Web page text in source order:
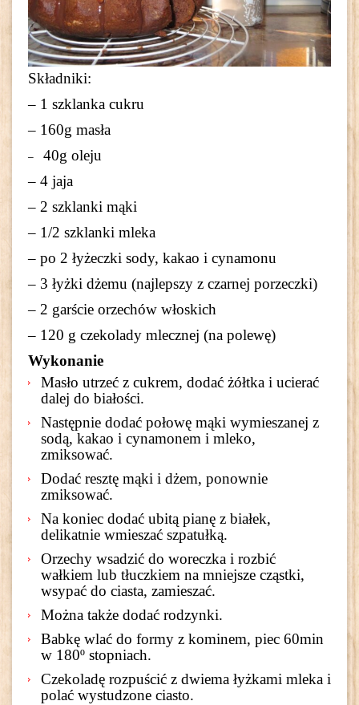
Składniki:
– 1 szklanka cukru
– 160g masła
– 40g oleju
– 4 jaja
– 2 szklanki mąki
– 1/2 szklanki mleka
– po 2 łyżeczki sody, kakao i cynamonu
– 3 łyżki dżemu (najlepszy z czarnej porzeczki)
– 2 garście orzechów włoskich
– 120 g czekolady mlecznej (na polewę)
Wykonanie
Masło utrzeć z cukrem, dodać żółtka i ucierać
dalej do białości.
Następnie dodać połowę mąki wymieszanej z
sodą, kakao i cynamonem i mleko,
zmiksować.
Dodać resztę mąki i dżem, ponownie
zmiksować.
Na koniec dodać ubitą pianę z białek,
delikatnie wmieszać szpatułką.
Orzechy wsadzić do woreczka i rozbić
wałkiem lub tłuczkiem na mniejsze cząstki,
wsypać do ciasta, zamieszać.
Można także dodać rodzynki.
Babkę wlać do formy z kominem, piec 60min
w 180º stopniach.
Czekoladę rozpuścić z dwiema łyżkami mleka i
polać wystudzone ciasto.